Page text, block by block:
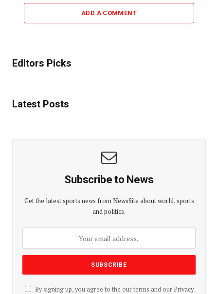
ADD A COMMENT
Editors Picks
Latest Posts
Subscribe to News
Get the latest sports news from NewsSite about world, sports
and politics.
By signing up, you agree to the our terms and our Privacy